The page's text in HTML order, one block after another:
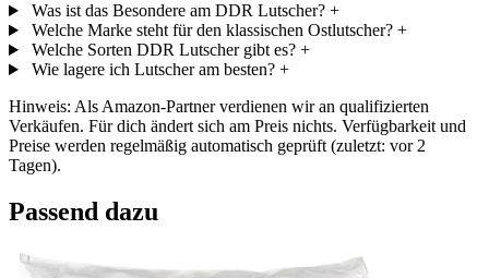
Was ist das Besondere am DDR Lutscher? +
Welche Marke steht für den klassischen Ostlutscher? +
Welche Sorten DDR Lutscher gibt es? +
Wie lagere ich Lutscher am besten? +
Hinweis: Als Amazon-Partner verdienen wir an qualifizierten
Verkäufen. Für dich ändert sich am Preis nichts. Verfügbarkeit und
Preise werden regelmäßig automatisch geprüft (zuletzt: vor 2
Tagen).
Passend dazu